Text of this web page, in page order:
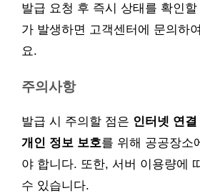
발급 요청 후 즉시 상태를 확인
가 발생하면 고객센터에 문의하
요.
주의사항
발급 시 주의할 점은 인터넷 연결
개인 정보 보호를 위해 공공장소
야 합니다. 또한, 서버 이용량에
수 있습니다.